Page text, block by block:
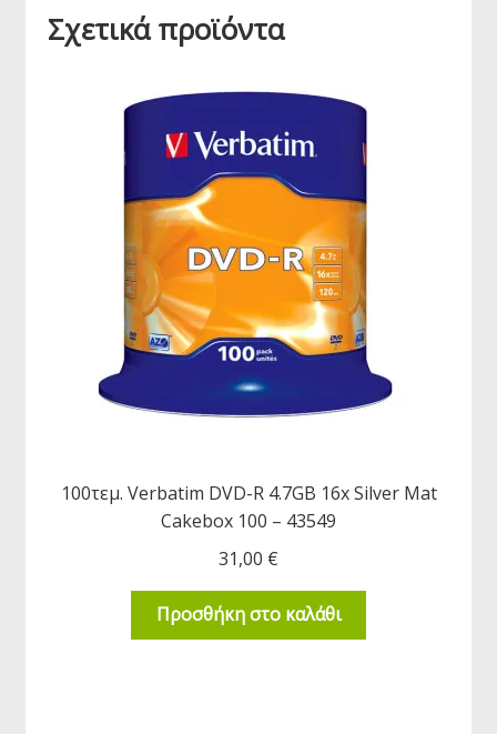
Σχετικά προϊόντα
100τεμ. Verbatim DVD-R 4.7GB 16x Silver Mat
Cakebox 100 – 43549
31,00 €
Προσθήκη στο καλάθι